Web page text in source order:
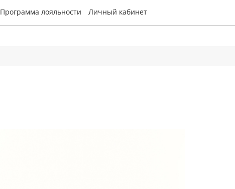
Программа лояльности Личный кабинет